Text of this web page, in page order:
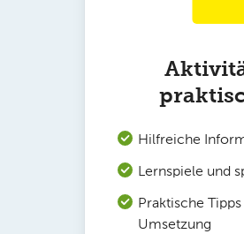
Hilfreiche
Lernspiele und
Praktische
Umsetzung